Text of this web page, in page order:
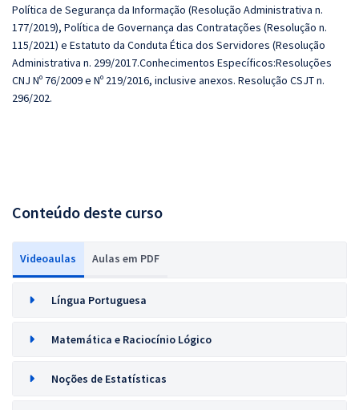
Política de Segurança da Informação (Resolução Administrativa n.
177/2019), Política de Governança das Contratações (Resolução n.
115/2021) e Estatuto da Conduta Ética dos Servidores (Resolução
Administrativa n. 299/2017.Conhecimentos Específicos:Resoluções
CNJ Nº 76/2009 e Nº 219/2016, inclusive anexos. Resolução CSJT n.
296/202.
Conteúdo deste curso
Videoaulas Aulas em PDF
Língua Portuguesa
Matemática e Raciocínio Lógico
Noções de Estatísticas